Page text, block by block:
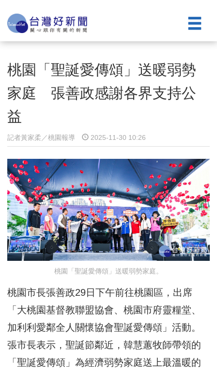
桃園「聖誕愛傳頌」送暖弱勢
家庭 張善政感謝各界支持公
益
記者黃家柔／桃園報導 2025-11-30 10:26
桃園「聖誕愛傳頌」送暖弱勢家庭。
桃園市長張善政29日下午前往桃園區，出席
「大桃園基督教聯盟協會、桃園市府靈糧堂、
加利利愛鄰全人關懷協會聖誕愛傳頌」活動。
張市長表示，聖誕節鄰近，韓慧蕙牧師帶領的
「聖誕愛傳頌」為經濟弱勢家庭送上最溫暖的